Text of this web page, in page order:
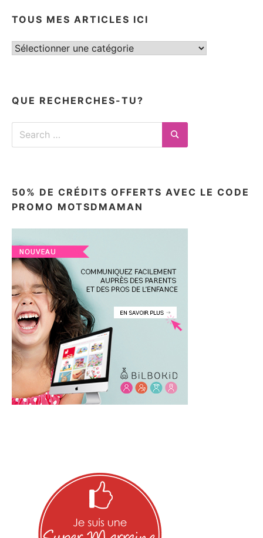
TOUS MES ARTICLES ICI
Tous
QUE RECHERCHES-TU?
Search
Search
50% DE CRÉDITS OFFERTS AVEC LE CODE
PROMO MOTSDMAMAN